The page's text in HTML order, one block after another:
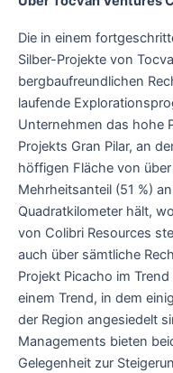
Die in einem
Silber-Projekte von
bergbaufreundlichen
laufende
Unternehmen das hohe
Projekts Gran Pilar, an
höffigen Fläche von
Mehrheitsanteil (51 %)
Quadratkilometer hält,
von Colibri Resources
auch über sämtliche
Projekt Picacho im
einem Trend, in dem
der Region angesiedelt
Managements bieten
Gelegenheit zur